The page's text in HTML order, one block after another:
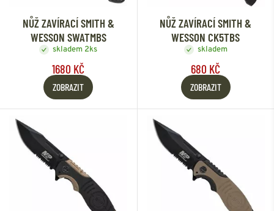
NŮŽ ZAVÍRACÍ SMITH &
WESSON SWATMBS
skladem 2ks
1680 KČ
ZOBRAZIT
NŮŽ ZAVÍRACÍ SMITH &
WESSON CK5TBS
skladem
680 KČ
ZOBRAZIT